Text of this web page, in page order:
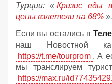
Турции: « Кризис еды
цены взлетели на 68% ».
Если вы остались в
наш Новостной
https://t.me/tourprom . А
мы транслируем
https://max.ru/